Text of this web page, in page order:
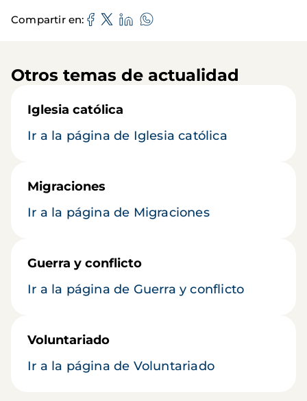
Compartir en
Otros temas de actualidad
Iglesia católica
Ir a la página de Iglesia católica
Migraciones
Ir a la página de Migraciones
Guerra y conflicto
Ir a la página de Guerra y conflicto
Voluntariado
Ir a la página de Voluntariado